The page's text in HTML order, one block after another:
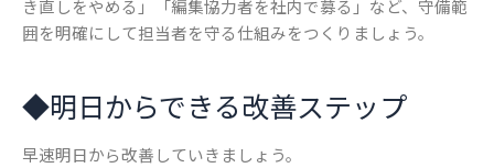
き直しをやめる」「編集協力者を社内で募る」など、守備範
囲を明確にして担当者を守る仕組みをつくりましょう。
◆明日からできる改善ステップ
早速明日から改善していきましょう。